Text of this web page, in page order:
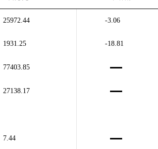
25972.44 -3.06
1931.25 -18.81
77403.85
27138.17
7.44